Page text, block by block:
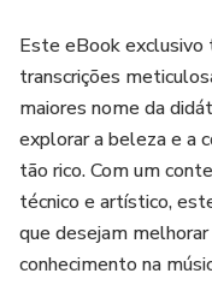
Este eBook exclusivo
transcrições
maiores nome da
explorar a beleza e a
tão rico. Com um
técnico e artístico,
que desejam
conhecimento na